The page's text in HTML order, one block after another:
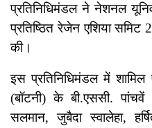
प्रतिनिधिमंडल ने नेशनल
प्रतिष्ठित रेजेन एशिया समिट
की।
इस प्रतिनिधिमंडल में शामिल
(बॉटनी) के बी.एससी.
सलमान, जुबैदा स्वालेहा,